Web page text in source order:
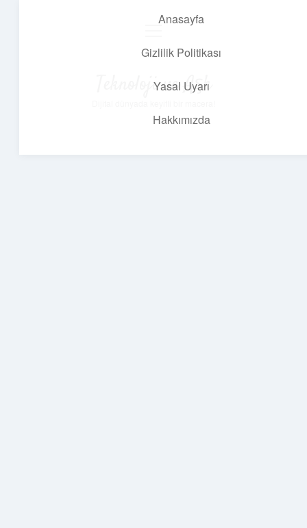
Anasayfa
Gizlilik Politikası
Yasal Uyarı
Hakkımızda
Teknoloji ve Aşk